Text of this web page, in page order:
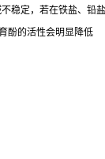
稳定，若在铁盐、铅
酚的活性会明显降低